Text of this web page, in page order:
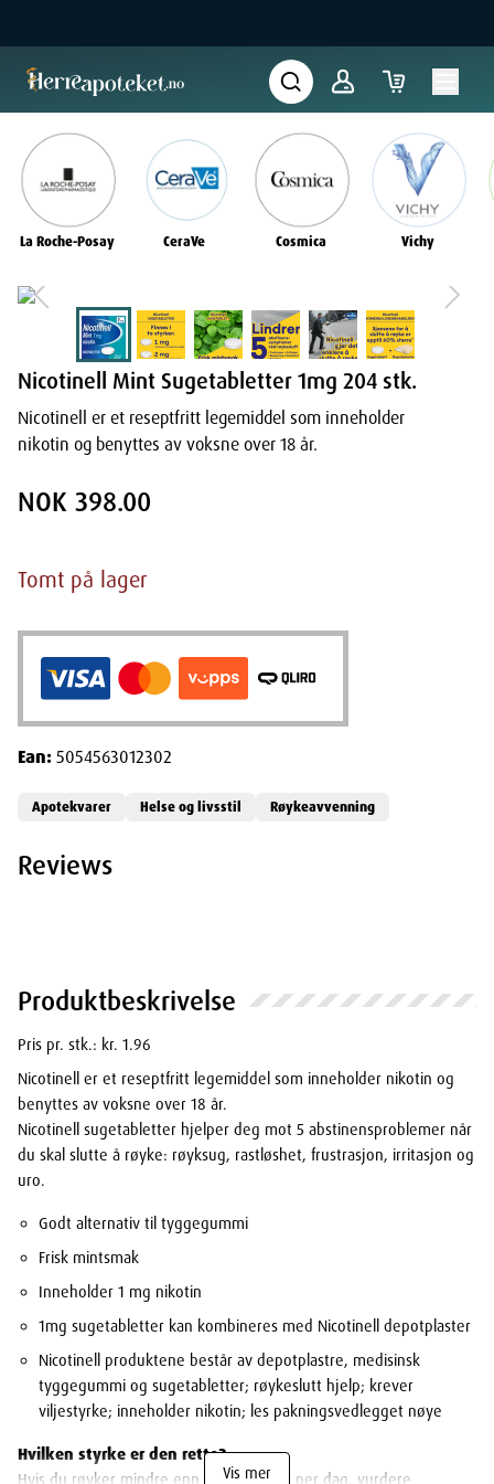
La Roche-Posay CeraVe Cosmica Vichy
Produktbeskrivelse
Pris pr. stk.: kr. 1.96
Nicotinell er et reseptfritt legemiddel som inneholder nikotin og
benyttes av voksne over 18 år.
Nicotinell sugetabletter hjelper deg mot 5 abstinensproblemer når
du skal slutte å røyke: røyksug, rastløshet, frustrasjon, irritasjon og
uro.
Godt alternativ til tyggegummi
Frisk mintsmak
Inneholder 1 mg nikotin
1mg sugetabletter kan kombineres med Nicotinell depotplaster
Nicotinell produktene består av depotplastre, medisinsk
tyggegummi og sugetabletter; røykeslutt hjelp; krever
viljestyrke; inneholder nikotin; les pakningsvedlegget nøye
Hvilken styrke er den rette?
Hvis du røyker mindre enn 20 sigaretter per dag, vurdere
Vis mer
Nicotinell Mint Sugetabletter 1mg 204 stk.
Nicotinell er et reseptfritt legemiddel som inneholder
nikotin og benyttes av voksne over 18 år.
NOK 398.00
Tomt på lager
Ean:5054563012302
Apotekvarer Helse og livsstil Røykeavvenning
Reviews